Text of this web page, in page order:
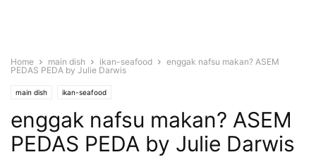
Home main dish ikan-seafood
enggak nafsu makan? ASEM
PEDAS PEDA by Julie Darwis
main dish ikan-seafood
enggak nafsu makan? ASEM
PEDAS PEDA by Julie Darwis